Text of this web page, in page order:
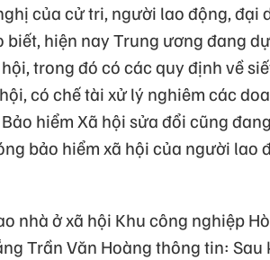
của cử tri, người lao động, đại
hiện nay Trung ương đang
trong đó có các quy định về
có chế tài xử lý nghiêm các
hiểm Xã hội sửa đổi cũng
bảo hiểm xã hội của người lao
nhà ở xã hội Khu công nghiệp
Trần Văn Hoàng thông tin: